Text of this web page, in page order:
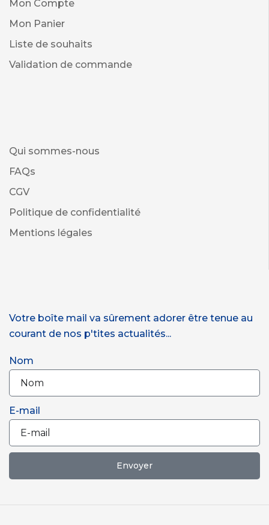
Mon Compte
Mon Panier
Liste de souhaits
Validation de commande
Qui sommes-nous
FAQs
CGV
Politique de confidentialité
Mentions légales
Votre boîte mail va sûrement adorer être tenue au
courant de nos p'tites actualités...
Nom
E-mail
Envoyer